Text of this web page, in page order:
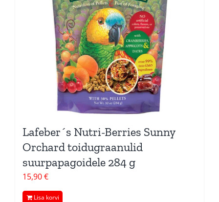
Lafeber´s Nutri-Berries Sunny
Orchard toidugraanulid
suurpapagoidele 284 g
15,90€
Lisa korvi